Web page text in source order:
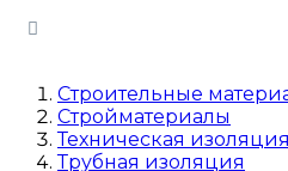
Строительные
Стройматериалы
Техническая изоляция
Трубная изоляция